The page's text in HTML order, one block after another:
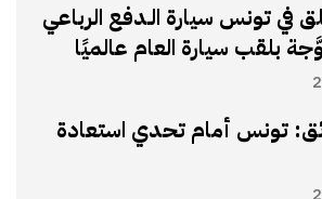
في تونس سيارة الـدفع الرباعي
تونس أمام تحدي استعادة